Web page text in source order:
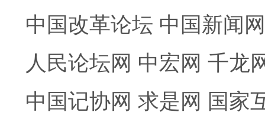
中国改革论坛 中国新闻网
人民论坛网 中宏网 千龙
中国记协网 求是网 国家